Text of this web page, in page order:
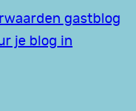
gastblog
je blog in